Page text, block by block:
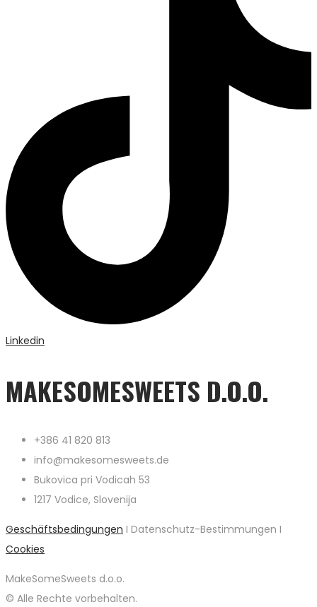
Linkedin
MAKESOMESWEETS D.O.O.
+386 41 820 813
info@makesomesweets.de
Bukovica pri Vodicah 53
1217 Vodice, Slovenija
Geschäftsbedingungen I Datenschutz-Bestimmungen I
Cookies
MakeSomeSweets d.o.o.
© Alle Rechte vorbehalten.